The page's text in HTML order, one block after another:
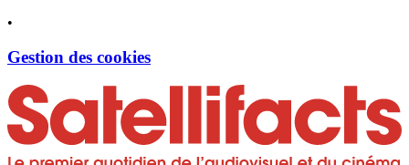
•
Gestion des cookies